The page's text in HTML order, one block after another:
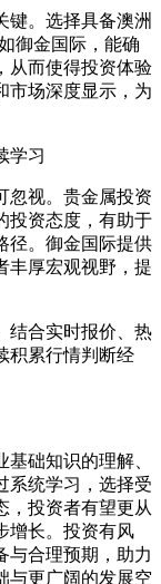
键。选择具备澳洲
御金国际，能确
从而使得投资体验
市场深度显示，为
学习
忽视。贵金属投资
投资态度，有助于
径。御金国际提供
丰厚宏观视野，提
结合实时报价、热
积累行情判断经
础知识的理解、
系统学习，选择受
，投资者有望更从
增长。投资有风
与合理预期，助力
与更广阔的发展空